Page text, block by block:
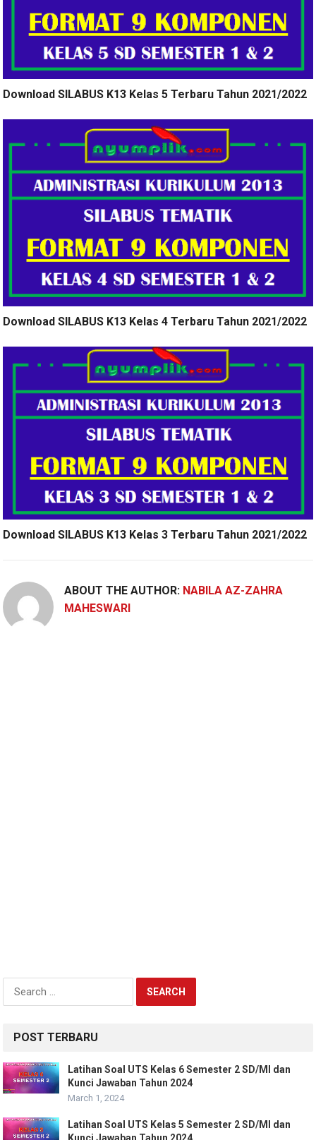
Download SILABUS K13 Kelas 5 Terbaru Tahun 2021/2022
Download SILABUS K13 Kelas 4 Terbaru Tahun 2021/2022
Download SILABUS K13 Kelas 3 Terbaru Tahun 2021/2022
ABOUT THE AUTHOR: NABILA AZ-ZAHRA
MAHESWARI
for:
POST TERBARU
Latihan Soal UTS Kelas 6 Semester 2 SD/MI dan
Kunci Jawaban Tahun 2024
March 1, 2024
Latihan Soal UTS Kelas 5 Semester 2 SD/MI dan
Kunci Jawaban Tahun 2024